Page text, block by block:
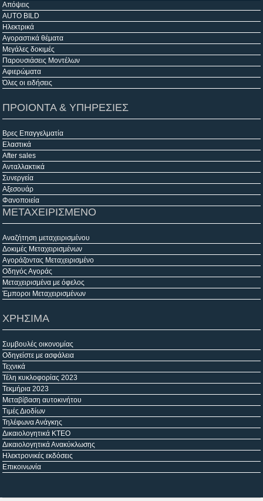
Απόψεις
AUTO BILD
Ηλεκτρικά
Αγοραστικά θέματα
Μεγάλες δοκιμές
Παρουσιάσεις Μοντέλων
Αφιερώματα
Όλες οι ειδήσεις
ΠΡΟΙΟΝΤΑ & ΥΠΗΡΕΣΙΕΣ
Βρες Επαγγελματία
Ελαστικά
After sales
Ανταλλακτικά
Συνεργεία
Αξεσουάρ
Φανοποιεία
ΜΕΤΑΧΕΙΡΙΣΜΕΝΟ
Αναζήτηση μεταχειρισμένου
Δοκιμές Μεταχειρισμένων
Αγοράζοντας Μεταχειρισμένο
Οδηγός Αγοράς
Μεταχειρισμένα με όφελος
Έμποροι Μεταχειρισμένων
ΧΡΗΣΙΜΑ
Συμβουλές οικονομίας
Οδηγείστε με ασφάλεια
Τεχνικά
Τέλη κυκλοφορίας 2023
Τεκμήρια 2023
Μεταβίβαση αυτοκινήτου
Τιμές Διοδίων
Τηλέφωνα Ανάγκης
Δικαιολογητικά ΚΤΕΟ
Δικαιολογητικά Ανακύκλωσης
Ηλεκτρονικές εκδόσεις
Επικοινωνία